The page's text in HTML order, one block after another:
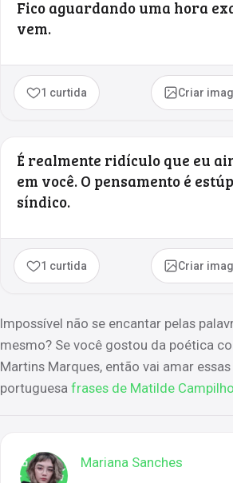
Fico aguardando uma hora
vem.
1 curtida Criar
É realmente ridículo que eu
em você. O pensamento é
síndico.
1 curtida Criar
Impossível não se encantar pelas
mesmo? Se você gostou da poética
Martins Marques, então vai amar
portuguesa frases de Matilde Campilho
Mariana Sanches